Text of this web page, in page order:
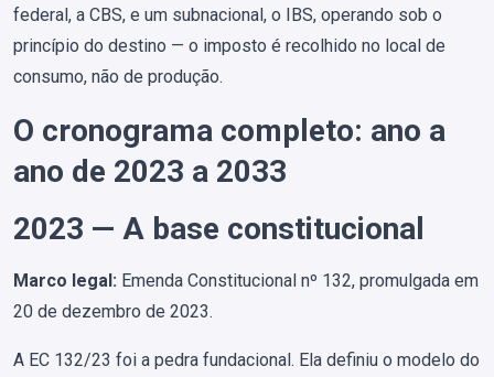
federal, a CBS, e um subnacional, o IBS, operando sob o
princípio do destino — o imposto é recolhido no local de
consumo, não de produção.
O cronograma completo: ano a
ano de 2023 a 2033
2023 — A base constitucional
Marco legal: Emenda Constitucional nº 132, promulgada em
20 de dezembro de 2023.
A EC 132/23 foi a pedra fundacional. Ela definiu o modelo do